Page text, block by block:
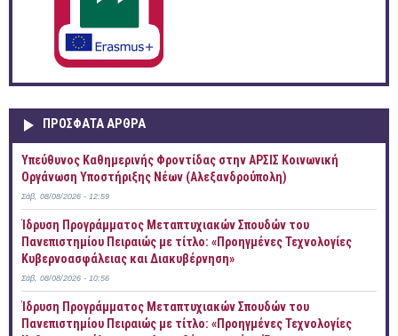
ΠΡOΣΦΑΤΑ AΡΘΡΑ
Yπεύθυνος Καθημερινής Φροντίδας στην ΑΡΣΙΣ Κοινωνική
Οργάνωση Υποστήριξης Νέων (Αλεξανδρούπολη)
Σάβ, 08/08/2026 - 12:59
Ίδρυση Προγράμματος Μεταπτυχιακών Σπουδών του
Πανεπιστημίου Πειραιώς με τίτλο: «Προηγμένες Τεχνολογίες
Κυβερνοασφάλειας και Διακυβέρνηση»
Σάβ, 08/08/2026 - 10:56
Ίδρυση Προγράμματος Μεταπτυχιακών Σπουδών του
Πανεπιστημίου Πειραιώς με τίτλο: «Προηγμένες Τεχνολογίες